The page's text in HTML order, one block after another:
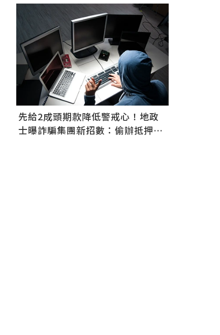
先給2成頭期款降低警戒心！地政
士曝詐騙集團新招數：偷辦抵押房